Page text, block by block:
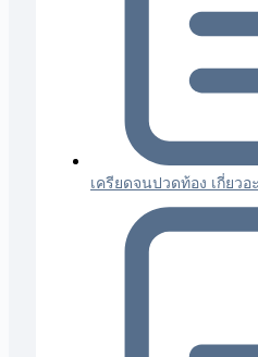
เครียดจนปวดท้อง เกี่ยวอ